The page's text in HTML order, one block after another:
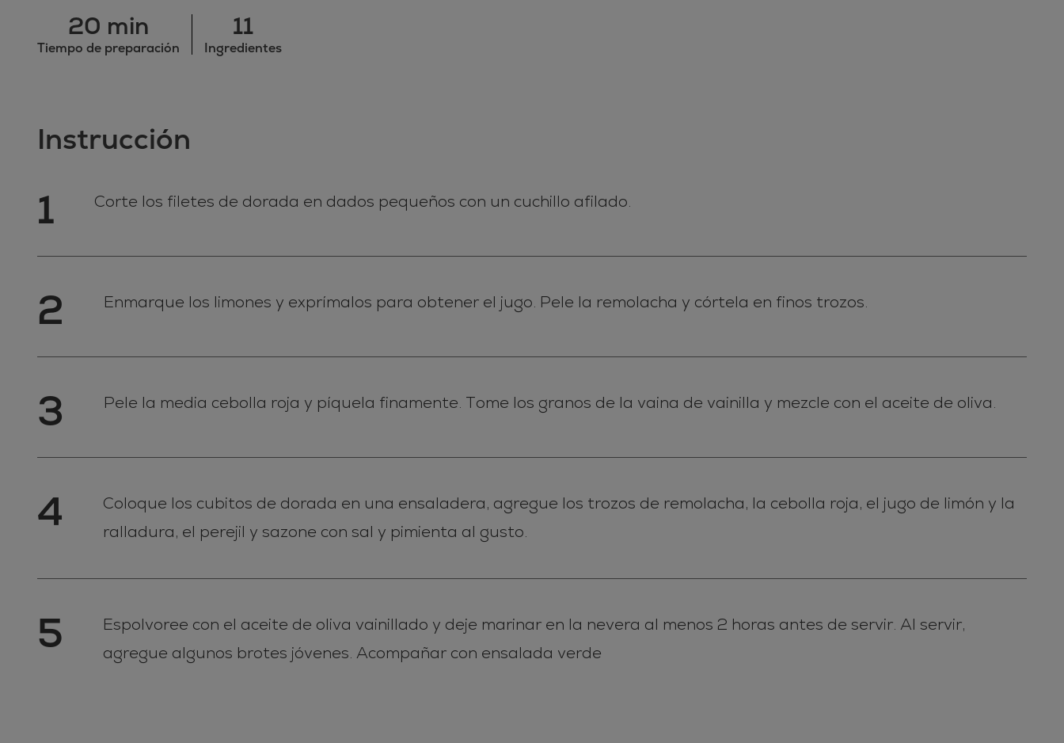
20 min
Tiempo de preparación
11
Ingredientes
Instrucción
1 Corte los filetes de dorada en dados pequeños con un cuchillo afilado.
2 Enmarque los limones y exprímalos para obtener el jugo. Pele la remolacha y córtela en finos trozos.
3 Pele la media cebolla roja y píquela finamente. Tome los granos de la vaina de vainilla y mezcle con el aceite de oliva.
4
Coloque los cubitos de dorada en una ensaladera, agregue los trozos de remolacha, la cebolla roja, el jugo de limón y la
ralladura, el perejil y sazone con sal y pimienta al gusto.
5
Espolvoree con el aceite de oliva vainillado y deje marinar en la nevera al menos 2 horas antes de servir. Al servir,
agregue algunos brotes jóvenes. Acompañar con ensalada verde